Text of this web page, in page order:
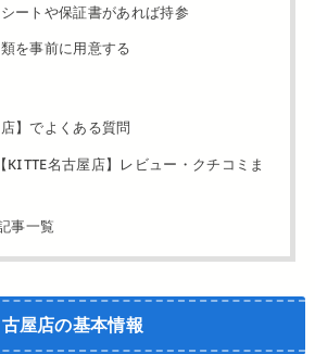
ートや保証書があれば持参
を事前に用意する
】でよくある質問
KITTE名古屋店】レビュー・クチコミま
事一覧
屋店の基本情報